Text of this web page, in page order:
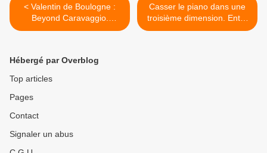
< Valentin de Boulogne :
Beyond Caravaggio.
Metropolitan Museum of
Caravage. Le Louvre, Paris
Casser le piano dans une
troisième dimension. Entre
Andrea Büttner et Flatland
Hébergé par Overblog
Top articles
Pages
Contact
Signaler un abus